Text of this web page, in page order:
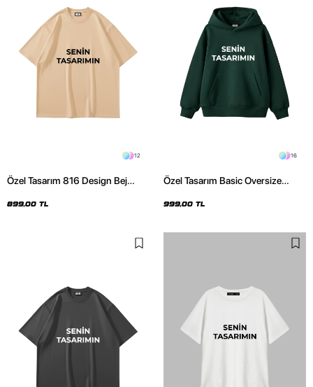
12
Özel Tasarım 816 Design Bej
899,00 TL
16
Özel Tasarım Basic Oversize
999,00 TL